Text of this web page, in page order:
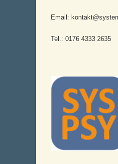
Email:
Tel.: 0176 4333 2635